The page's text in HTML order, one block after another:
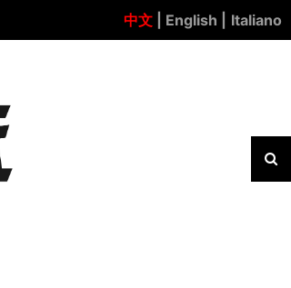
中文 | English | Italiano